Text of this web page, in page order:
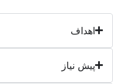
اهداف
پیش نیاز